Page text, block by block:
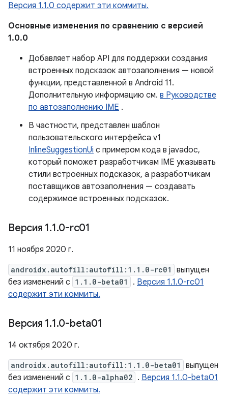
Версия 1.1.0 содержит эти коммиты.
Основные изменения по сравнению с версией
1.0.0
Добавляет набор API для поддержки создания
встроенных подсказок автозаполнения — новой
функции, представленной в Android 11.
Дополнительную информацию см. в Руководстве
по автозаполнению IME .
В частности, представлен шаблон
пользовательского интерфейса v1
InlineSuggestionUi с примером кода в javadoc,
который поможет разработчикам IME указывать
стили встроенных подсказок, а разработчикам
поставщиков автозаполнения — создавать
содержимое встроенных подсказок.
Версия 1.1.0-rc01
11 ноября 2020 г.
androidx.autofill:autofill:1.1.0-rc01
выпущен
без изменений с 1.1.0-beta01 . Версия 1.1.0-rc01
содержит эти коммиты.
Версия 1.1.0-beta01
14 октября 2020 г.
androidx.autofill:autofill:1.1.0-beta01
выпущен
без изменений с 1.1.0-alpha02 . Версия 1.1.0-beta01
содержит эти коммиты.